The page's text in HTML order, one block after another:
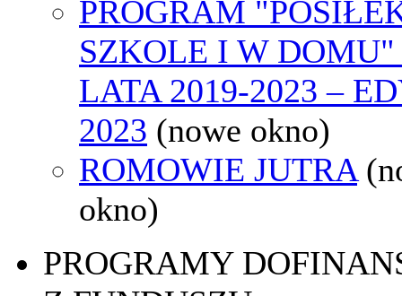
PROGRAM
SZKOLE I W
LATA 2019-2023 –
2023 (nowe okno)
ROMOWIE JUTRA
okno)
PROGRAMY